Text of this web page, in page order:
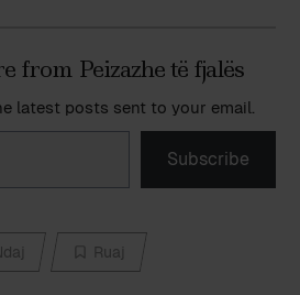
from Peizazhe të fjalës
latest posts sent to your email.
Subscribe
Ruaj